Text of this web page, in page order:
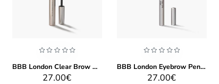
BBB London Clear Brow Gloss 5ml
27.00€
BBB London Eyebrow Pen 1.1ml
27.00€